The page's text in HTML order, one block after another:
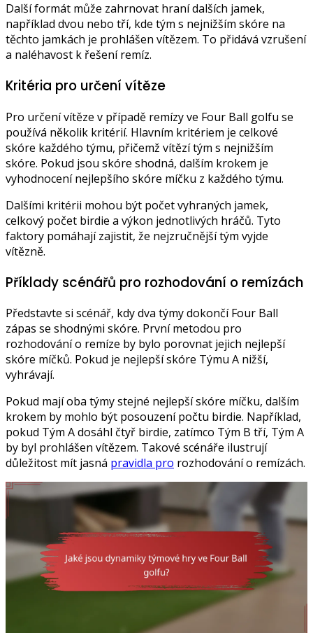
Další formát může zahrnovat hraní dalších jamek,
například dvou nebo tří, kde tým s nejnižším skóre na
těchto jamkách je prohlášen vítězem. To přidává vzrušení
a naléhavost k řešení remíz.
Kritéria pro určení vítěze
Pro určení vítěze v případě remízy ve Four Ball golfu se
používá několik kritérií. Hlavním kritériem je celkové
skóre každého týmu, přičemž vítězí tým s nejnižším
skóre. Pokud jsou skóre shodná, dalším krokem je
vyhodnocení nejlepšího skóre míčku z každého týmu.
Dalšími kritérii mohou být počet vyhraných jamek,
celkový počet birdie a výkon jednotlivých hráčů. Tyto
faktory pomáhají zajistit, že nejzručnější tým vyjde
vítězně.
Příklady scénářů pro rozhodování o remízách
Představte si scénář, kdy dva týmy dokončí Four Ball
zápas se shodnými skóre. První metodou pro
rozhodování o remíze by bylo porovnat jejich nejlepší
skóre míčků. Pokud je nejlepší skóre Týmu A nižší,
vyhrávají.
Pokud mají oba týmy stejné nejlepší skóre míčku, dalším
krokem by mohlo být posouzení počtu birdie. Například,
pokud Tým A dosáhl čtyř birdie, zatímco Tým B tří, Tým A
by byl prohlášen vítězem. Takové scénáře ilustrují
důležitost mít jasná pravidla pro rozhodování o remízách.